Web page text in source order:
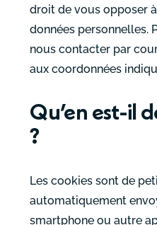
droit de vous opposer
données personnelles.
nous contacter par
aux coordonnées
Qu’en est-il
?
Les cookies sont de
automatiquement
smartphone ou autre